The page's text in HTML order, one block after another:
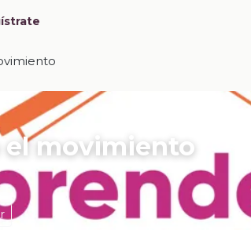
el movimiento